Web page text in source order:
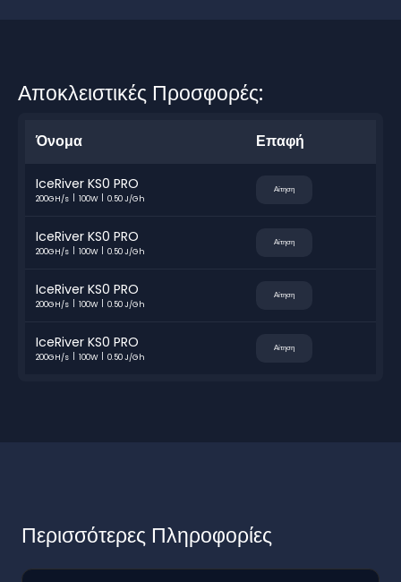
Αποκλειστικές Προσφορές:
Όνομα Επαφή
IceRiver KS0 PRO
200GH/s 100W 0.50 J/Gh
Αίτηση
IceRiver KS0 PRO
200GH/s 100W 0.50 J/Gh
Αίτηση
IceRiver KS0 PRO
200GH/s 100W 0.50 J/Gh
Αίτηση
IceRiver KS0 PRO
200GH/s 100W 0.50 J/Gh
Αίτηση
Περισσότερες Πληροφορίες